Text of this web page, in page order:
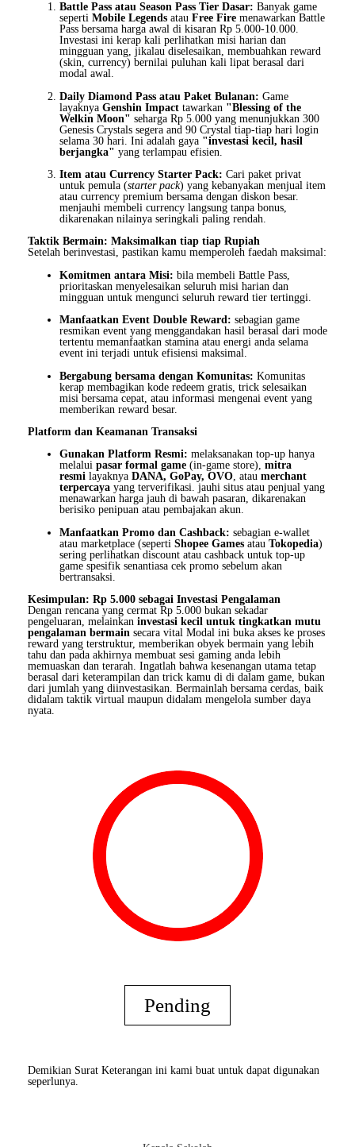
Battle Pass atau Season Pass Tier Dasar: Banyak game
seperti Mobile Legends atau Free Fire menawarkan Battle
Pass bersama harga awal di kisaran Rp 5.000-10.000.
Investasi ini kerap kali perlihatkan misi harian dan
mingguan yang, jikalau diselesaikan, membuahkan reward
(skin, currency) bernilai puluhan kali lipat berasal dari
modal awal.
Daily Diamond Pass atau Paket Bulanan: Game
layaknya Genshin Impact tawarkan "Blessing of the
Welkin Moon" seharga Rp 5.000 yang menunjukkan 300
Genesis Crystals segera and 90 Crystal tiap-tiap hari login
selama 30 hari. Ini adalah gaya "investasi kecil, hasil
berjangka" yang terlampau efisien.
Item atau Currency Starter Pack: Cari paket privat
untuk pemula (starter pack) yang kebanyakan menjual item
atau currency premium bersama dengan diskon besar.
menjauhi membeli currency langsung tanpa bonus,
dikarenakan nilainya seringkali paling rendah.
Taktik Bermain: Maksimalkan tiap tiap Rupiah
Setelah berinvestasi, pastikan kamu memperoleh faedah maksimal:
Komitmen antara Misi: bila membeli Battle Pass,
prioritaskan menyelesaikan seluruh misi harian dan
mingguan untuk mengunci seluruh reward tier tertinggi.
Manfaatkan Event Double Reward: sebagian game
resmikan event yang menggandakan hasil berasal dari mode
tertentu memanfaatkan stamina atau energi anda selama
event ini terjadi untuk efisiensi maksimal.
Bergabung bersama dengan Komunitas: Komunitas
kerap membagikan kode redeem gratis, trick selesaikan
misi bersama cepat, atau informasi mengenai event yang
memberikan reward besar.
Platform dan Keamanan Transaksi
Gunakan Platform Resmi: melaksanakan top-up hanya
melalui pasar formal game (in-game store), mitra
resmi layaknya DANA, GoPay, OVO, atau merchant
terpercaya yang terverifikasi. jauhi situs atau penjual yang
menawarkan harga jauh di bawah pasaran, dikarenakan
berisiko penipuan atau pembajakan akun.
Manfaatkan Promo dan Cashback: sebagian e-wallet
atau marketplace (seperti Shopee Games atau Tokopedia)
sering perlihatkan discount atau cashback untuk top-up
game spesifik senantiasa cek promo sebelum akan
bertransaksi.
Kesimpulan: Rp 5.000 sebagai Investasi Pengalaman
Dengan rencana yang cermat Rp 5.000 bukan sekadar
pengeluaran, melainkan investasi kecil untuk tingkatkan mutu
pengalaman bermain secara vital Modal ini buka akses ke proses
reward yang terstruktur, memberikan obyek bermain yang lebih
tahu dan pada akhirnya membuat sesi gaming anda lebih
memuaskan dan terarah. Ingatlah bahwa kesenangan utama tetap
berasal dari keterampilan dan trick kamu di di dalam game, bukan
dari jumlah yang diinvestasikan. Bermainlah bersama cerdas, baik
didalam taktik virtual maupun didalam mengelola sumber daya
nyata.
Pending
Demikian Surat Keterangan ini kami buat untuk dapat digunakan
seperlunya.